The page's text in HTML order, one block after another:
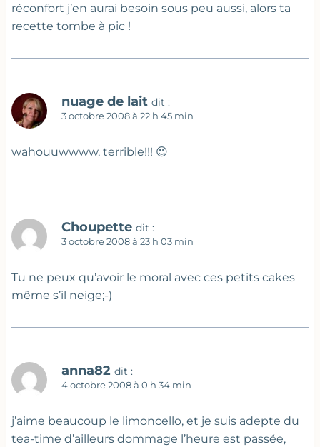
réconfort j’en aurai besoin sous peu aussi, alors ta
recette tombe à pic !
nuage de lait dit :
3 octobre 2008 à 22 h 45 min
wahouuwwww, terrible!!! 😉
Choupette dit :
3 octobre 2008 à 23 h 03 min
Tu ne peux qu’avoir le moral avec ces petits cakes
même s’il neige;-)
anna82 dit :
4 octobre 2008 à 0 h 34 min
j’aime beaucoup le limoncello, et je suis adepte du
tea-time d’ailleurs dommage l’heure est passée,